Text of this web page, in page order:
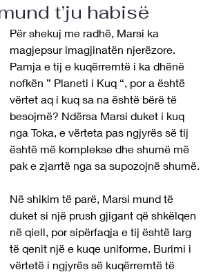
t’ju habisë
Për shekuj me radhë, Marsi ka
magjepsur imagjinatën njerëzore.
Pamja e tij e kuqërremtë i ka dhënë
nofkën ” Planeti i Kuq “, por a është
vërtet aq i kuq sa na është bërë të
besojmë? Ndërsa Marsi duket i kuq
nga Toka, e vërteta pas ngjyrës së tij
është më komplekse dhe shumë më
pak e zjarrtë nga sa supozojnë shumë.
Në shikim të parë, Marsi mund të
duket si një prush gjigant që shkëlqen
në qiell, por sipërfaqja e tij është larg
të qenit një e kuqe uniforme. Burimi i
vërtetë i ngjyrës së kuqërremtë të